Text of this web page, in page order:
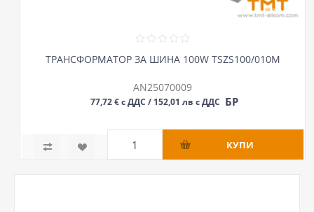
ТРАНСФОРМАТОР ЗА ШИНА 100W TSZS100/010M
AN25070009
77,72 € с ДДС / 152,01 лв с ДДС БР